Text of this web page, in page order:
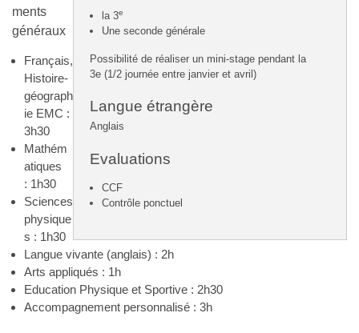
la 3e
Une seconde générale
Possibilité de réaliser un mini-stage pendant la
3e (1/2 journée entre janvier et avril)
Langue étrangère
Anglais
Evaluations
CCF
Contrôle ponctuel
ments
généraux
Français,
Histoire-
géograph
ie EMC :
3h30
Mathém
atiques
: 1h30
Sciences
physique
s : 1h30
Langue vivante (anglais) : 2h
Arts appliqués : 1h
Education Physique et Sportive : 2h30
Accompagnement personnalisé : 3h